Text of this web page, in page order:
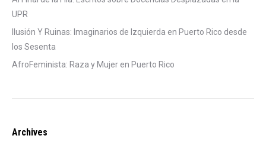
UPR
Ilusión Y Ruinas: Imaginarios de Izquierda en Puerto Rico desde
los Sesenta
AfroFeminista: Raza y Mujer en Puerto Rico
Archives